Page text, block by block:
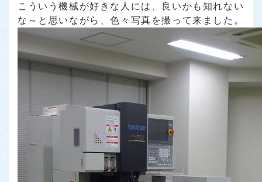
こういう機械が好きな人には、良いかも知れない
な～と思いながら、色々写真を撮って来ました。